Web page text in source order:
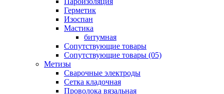
Герметик
Изоспан
Мастика
битумная
Сопутствующие товары
Сопутствующие товары (05)
Метизы
Сварочные электроды
Сетка кладочная
Проволока вязальная